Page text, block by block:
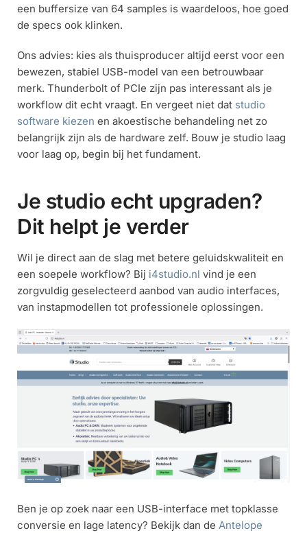
een buffersize van 64 samples is waardeloos, hoe goed
de specs ook klinken.
Ons advies: kies als thuisproducer altijd eerst voor een
bewezen, stabiel USB-model van een betrouwbaar
merk. Thunderbolt of PCIe zijn pas interessant als je
workflow dit echt vraagt. En vergeet niet dat studio
software kiezen en akoestische behandeling net zo
belangrijk zijn als de hardware zelf. Bouw je studio laag
voor laag op, begin bij het fundament.
Je studio echt upgraden?
Dit helpt je verder
Wil je direct aan de slag met betere geluidskwaliteit en
een soepele workflow? Bij i4studio.nl vind je een
zorgvuldig geselecteerd aanbod van audio interfaces,
van instapmodellen tot professionele oplossingen.
Ben je op zoek naar een USB-interface met topklasse
conversie en lage latency? Bekijk dan de Antelope